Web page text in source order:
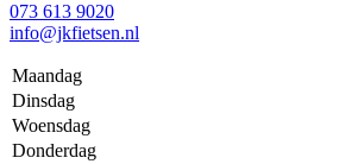
073 613 9020
info@jkfietsen.nl
Maandag
Dinsdag
Woensdag
Donderdag